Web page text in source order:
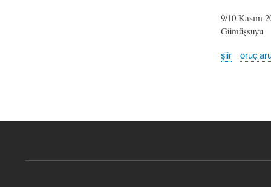
9/10 Kasım
Gümüşsuyu
şiir oruç
links